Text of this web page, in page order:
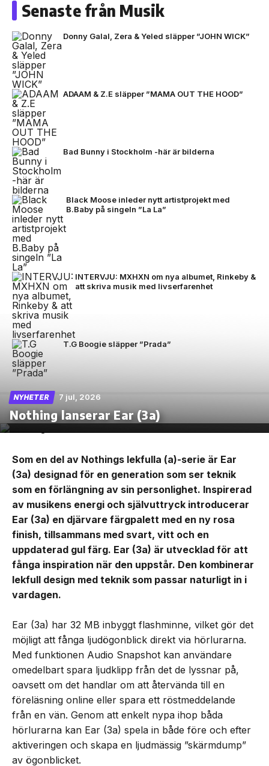
Senaste från Musik
Donny Galal, Zera & Yeled släpper ”JOHN WICK”
ADAAM & Z.E släpper ”MAMA OUT THE HOOD”
Bad Bunny i Stockholm -här är bilderna
Black Moose inleder nytt artistprojekt med
B.Baby på singeln ”La La”
INTERVJU: MXHXN om nya albumet, Rinkeby &
att skriva musik med livserfarenhet
T.G Boogie släpper ”Prada”
NYHETER 7 jul, 2026
Nothing lanserar Ear (3a)
Som en del av Nothings lekfulla (a)-serie är Ear
(3a) designad för en generation som ser teknik
som en förlängning av sin personlighet. Inspirerad
av musikens energi och självuttryck introducerar
Ear (3a) en djärvare färgpalett med en ny rosa
finish, tillsammans med svart, vitt och en
uppdaterad gul färg. Ear (3a) är utvecklad för att
fånga inspiration när den uppstår. Den kombinerar
lekfull design med teknik som passar naturligt in i
vardagen.
Ear (3a) har 32 MB inbyggt flashminne, vilket gör det
möjligt att fånga ljudögonblick direkt via hörlurarna.
Med funktionen Audio Snapshot kan användare
omedelbart spara ljudklipp från det de lyssnar på,
oavsett om det handlar om att återvända till en
föreläsning online eller spara ett röstmeddelande
från en vän. Genom att enkelt nypa ihop båda
hörlurarna kan Ear (3a) spela in både före och efter
aktiveringen och skapa en ljudmässig ”skärmdump”
av ögonblicket.